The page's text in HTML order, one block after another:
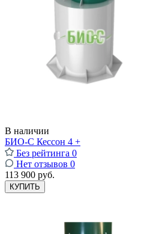
В наличии
БИО-С Кессон 4 +
Без рейтинга 0
Нет отзывов 0
113 900 руб.
КУПИТЬ